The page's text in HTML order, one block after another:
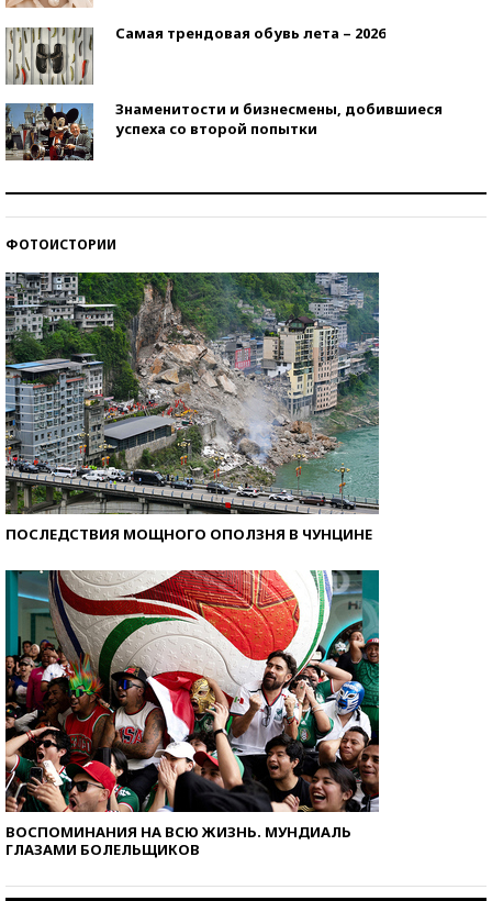
Самая трендовая обувь лета – 2026
Знаменитости и бизнесмены, добившиеся
успеха со второй попытки
ФОТОИСТОРИИ
ПОСЛЕДСТВИЯ МОЩНОГО ОПОЛЗНЯ В ЧУНЦИНЕ
ВОСПОМИНАНИЯ НА ВСЮ ЖИЗНЬ. МУНДИАЛЬ
ГЛАЗАМИ БОЛЕЛЬЩИКОВ